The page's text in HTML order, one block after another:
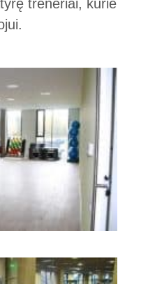
treneriai, kurie